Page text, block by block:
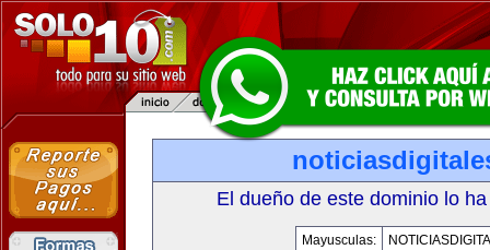
El dueño de este dominio lo
Mayusculas: